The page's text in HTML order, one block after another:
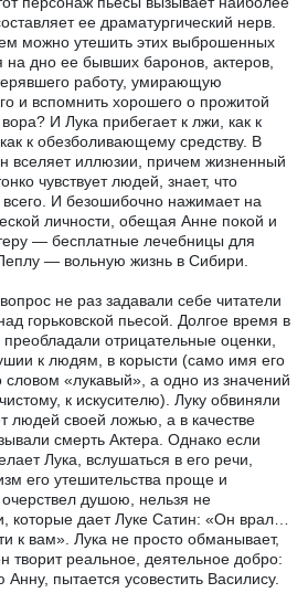
ее драматургический нерв.
можно утешить этих выброшенных
на дно ее бывших баронов, актеров,
работу, умирающую
и вспомнить хорошего о прожитой
И Лука прибегает к лжи, как к
к обезболивающему средству. В
вселяет иллюзии, причем жизненный
чувствует людей, знает, что
И безошибочно нажимает на
личности, обещая Анне покой и
— бесплатные лечебницы для
— вольную жизнь в Сибири.
не раз задавали себе читатели
горьковской пьесой. Долгое время в
преобладали отрицательные оценки,
к людям, в корысти (само имя его
словом «лукавый», а одно из значений
к искусителю). Луку обвиняли
людей своей ложью, а в качестве
смерть Актера. Однако если
Лука, вслушаться в его речи,
его утешительства проще и
душою, нельзя не
которые дает Луке Сатин: «Он врал…
к вам». Лука не просто обманывает,
творит реальное, деятельное добро:
пытается усовестить Василису.